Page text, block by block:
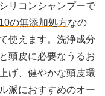
リコンシャンプーで
10の無添加処方なの
使えます。洗浄成分
頭皮に必要なうるお
げ、健やかな頭皮環
派におすすめのオー